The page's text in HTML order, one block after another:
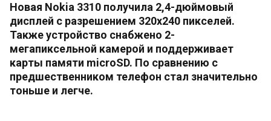
Новая Nokia 3310 получила 2,4-дюймовый
дисплей с разрешением 320х240 пикселей.
Также устройство снабжено 2-
мегапиксельной камерой и поддерживает
карты памяти microSD. По сравнению с
предшественником телефон стал значительно
тоньше и легче.